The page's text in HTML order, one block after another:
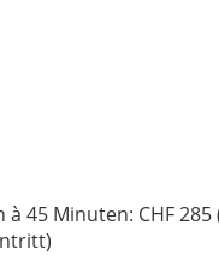
à 45 Minuten: CHF 285